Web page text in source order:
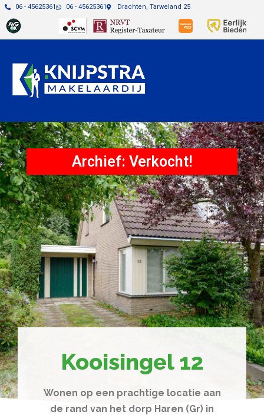
06 - 45625361 06 - 45625361 Drachten, Tarweland 25
Archief: Verkocht!
Kooisingel 12
Wonen op een prachtige locatie aan
de rand van het dorp Haren (Gr) in